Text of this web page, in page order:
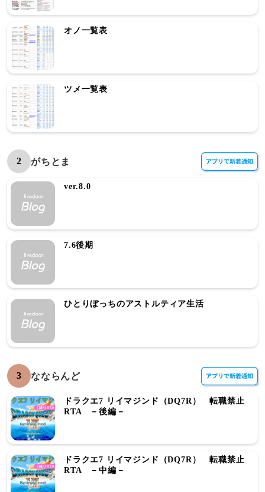
オノ一覧表
ツメ一覧表
2 がちとま
ver.8.0
7.6後期
ひとりぼっちのアストルティア生活
3 なならんど
ドラクエ7 リイマジンド（DQ7R） 転職禁止
RTA －後編－
ドラクエ7 リイマジンド（DQ7R） 転職禁止
RTA －中編－